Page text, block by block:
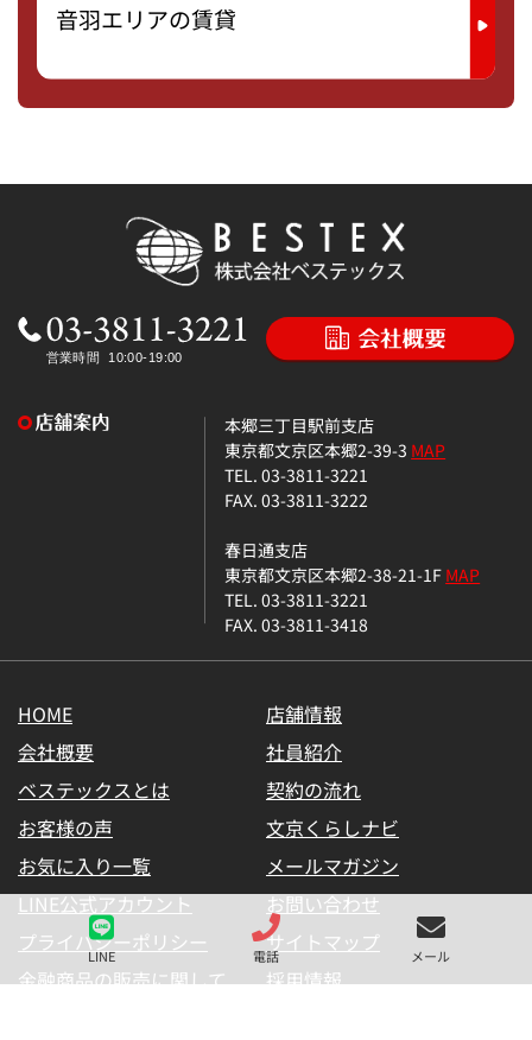
LINE 電話 メール
音羽エリアの賃貸
本郷三丁目駅前支店
東京都文京区本郷2-39-3 MAP
TEL. 03-3811-3221
FAX. 03-3811-3222
春日通支店
東京都文京区本郷2-38-21-1FMAP
TEL. 03-3811-3221
FAX. 03-3811-3418
HOME
店舗情報
会社概要
社員紹介
ベステックスとは
契約の流れ
お客様の声
文京くらしナビ
お気に入り一覧
メールマガジン
LINE公式アカウント
お問い合わせ
プライバシーポリシー
サイトマップ
金融商品の販売に関して
採用情報